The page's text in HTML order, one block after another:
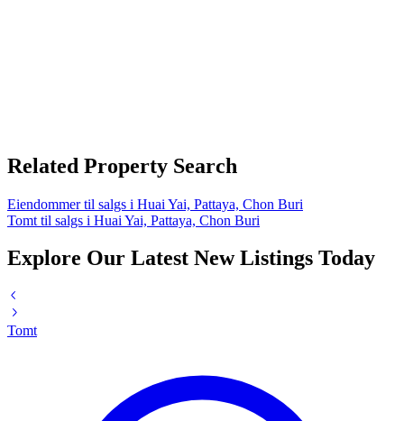
Related Property Search
Eiendommer til salgs i Huai Yai, Pattaya, Chon Buri
Tomt til salgs i Huai Yai, Pattaya, Chon Buri
Explore Our Latest New Listings Today
Tomt